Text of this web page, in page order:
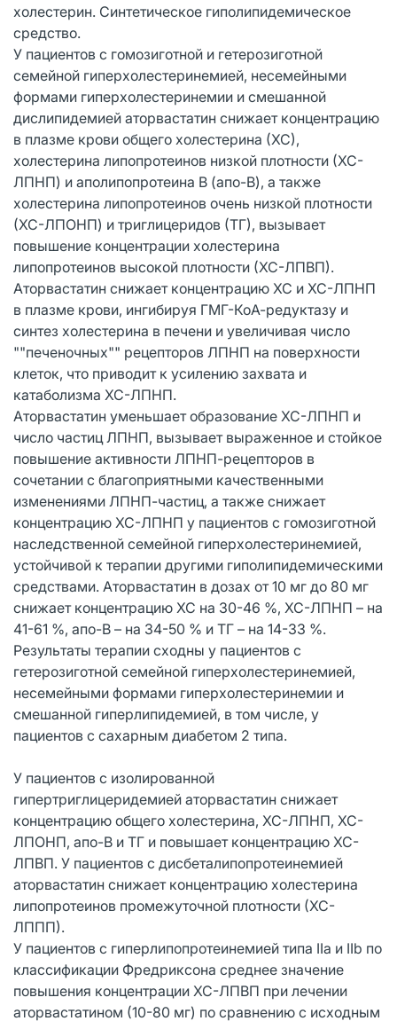
холестерин. Синтетическое гиполипидемическое
средство.
У пациентов с гомозиготной и гетерозиготной
семейной гиперхолестеринемией, несемейными
формами гиперхолестеринемии и смешанной
дислипидемией аторвастатин снижает концентрацию
в плазме крови общего холестерина (ХС),
холестерина липопротеинов низкой плотности (ХС-
ЛПНП) и аполипопротеина В (апо-В), а также
холестерина липопротеинов очень низкой плотности
(ХС-ЛПОНП) и триглицеридов (ТГ), вызывает
повышение концентрации холестерина
липопротеинов высокой плотности (ХС-ЛПВП).
Аторвастатин снижает концентрацию ХС и ХС-ЛПНП
в плазме крови, ингибируя ГМГ-КоА-редуктазу и
синтез холестерина в печени и увеличивая число
""печеночных"" рецепторов ЛПНП на поверхности
клеток, что приводит к усилению захвата и
катаболизма ХС-ЛПНП.
Аторвастатин уменьшает образование ХС-ЛПНП и
число частиц ЛПНП, вызывает выраженное и стойкое
повышение активности ЛПНП-рецепторов в
сочетании с благоприятными качественными
изменениями ЛПНП-частиц, а также снижает
концентрацию ХС-ЛПНП у пациентов с гомозиготной
наследственной семейной гиперхолестеринемией,
устойчивой к терапии другими гиполипидемическими
средствами. Аторвастатин в дозах от 10 мг до 80 мг
снижает концентрацию ХС на 30-46 %, ХС-ЛПНП – на
41-61 %, апо-В – на 34-50 % и ТГ – на 14-33 %.
Результаты терапии сходны у пациентов с
гетерозиготной семейной гиперхолестеринемией,
несемейными формами гиперхолестеринемии и
смешанной гиперлипидемией, в том числе, у
пациентов с сахарным диабетом 2 типа.
У пациентов с изолированной
гипертриглицеридемией аторвастатин снижает
концентрацию общего холестерина, ХС-ЛПНП, ХС-
ЛПОНП, апо-В и ТГ и повышает концентрацию ХС-
ЛПВП. У пациентов с дисбеталипопротеинемией
аторвастатин снижает концентрацию холестерина
липопротеинов промежуточной плотности (ХС-
ЛППП).
У пациентов с гиперлипопротеинемией типа IIa и IIb по
классификации Фредриксона среднее значение
повышения концентрации ХС-ЛПВП при лечении
аторвастатином (10-80 мг) по сравнению с исходным